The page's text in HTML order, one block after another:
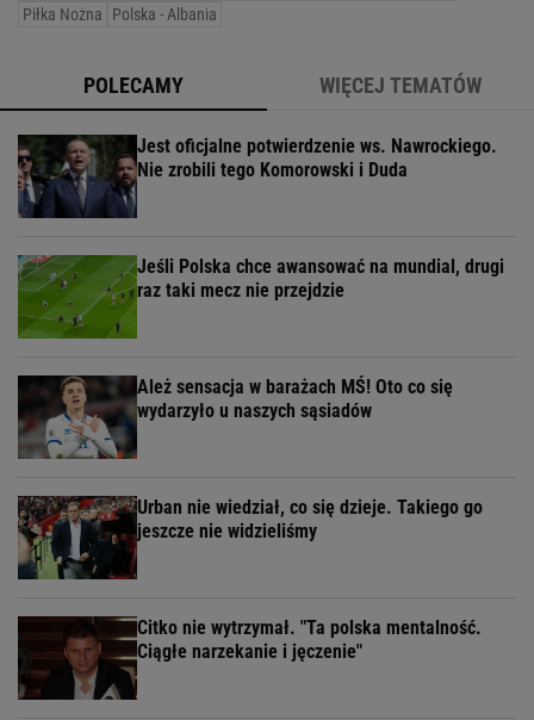
Piłka Nożna
Polska - Albania
POLECAMY WIĘCEJ TEMATÓW
Jest oficjalne potwierdzenie ws. Nawrockiego.
Nie zrobili tego Komorowski i Duda
Jeśli Polska chce awansować na mundial, drugi
raz taki mecz nie przejdzie
Ależ sensacja w barażach MŚ! Oto co się
wydarzyło u naszych sąsiadów
Urban nie wiedział, co się dzieje. Takiego go
jeszcze nie widzieliśmy
Citko nie wytrzymał. "Ta polska mentalność.
Ciągłe narzekanie i jęczenie"